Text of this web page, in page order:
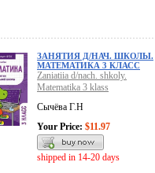
ЗАНЯТИЯ Д/НАЧ. ШКОЛЫ.
МАТЕМАТИКА 3 КЛАСС
Zaniatiia d/nach. shkoly.
Matematika 3 klass
Сычёва Г.Н
Your Price: $11.97
shipped in 14-20 days